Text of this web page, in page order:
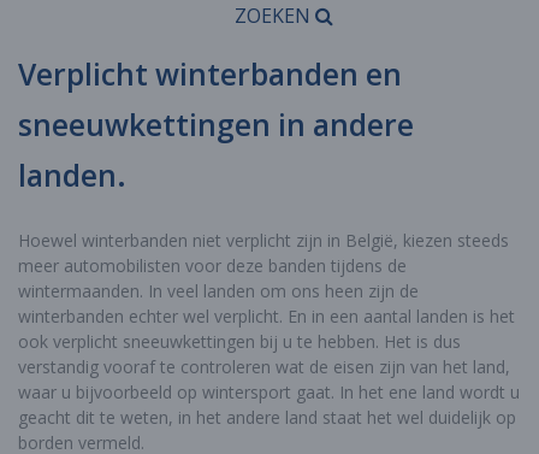
ZOEKEN
Verplicht winterbanden en
sneeuwkettingen in andere
landen.
Hoewel winterbanden niet verplicht zijn in België, kiezen steeds
meer automobilisten voor deze banden tijdens de
wintermaanden. In veel landen om ons heen zijn de
winterbanden echter wel verplicht. En in een aantal landen is het
ook verplicht sneeuwkettingen bij u te hebben. Het is dus
verstandig vooraf te controleren wat de eisen zijn van het land,
waar u bijvoorbeeld op wintersport gaat. In het ene land wordt u
geacht dit te weten, in het andere land staat het wel duidelijk op
borden vermeld.